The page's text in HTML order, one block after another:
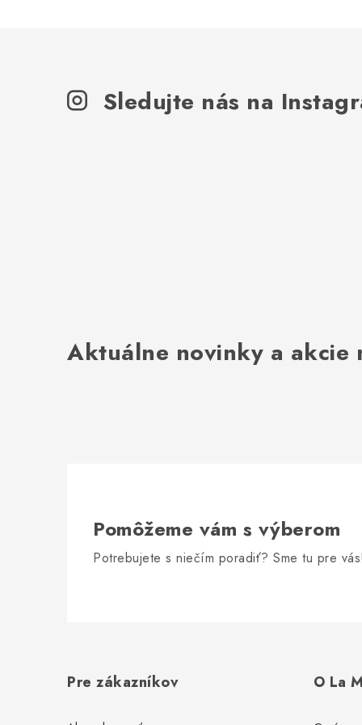
Sledujte nás na
Aktuálne novinky a akcie
Pomôžeme vám s výberom
Potrebujete s niečím poradiť? Sme tu pre
Pre zákazníkov O La